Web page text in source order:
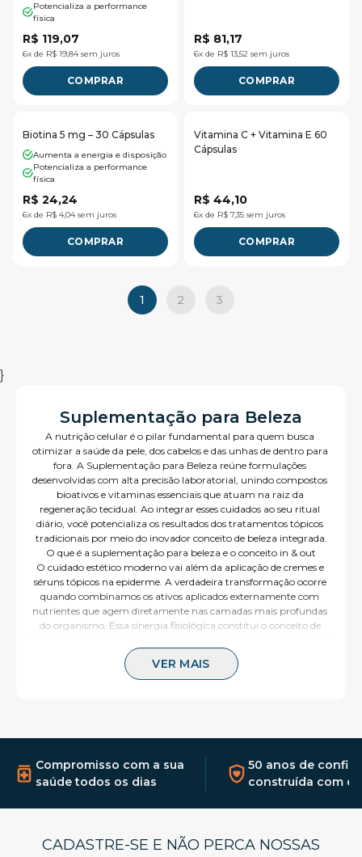
Potencializa a performance
física
R$ 119,07
6x de R$ 19,84 sem juros
COMPRAR
R$ 81,17
6x de R$ 13,52 sem juros
COMPRAR
Biotina 5 mg – 30 Cápsulas
Aumenta a energia e disposição
Potencializa a performance
física
R$ 24,24
6x de R$ 4,04 sem juros
COMPRAR
Vitamina C + Vitamina E 60
Cápsulas
R$ 44,10
6x de R$ 7,35 sem juros
COMPRAR
1 2 3
}
Suplementação para Beleza
A nutrição celular é o pilar fundamental para quem busca
otimizar a saúde da pele, dos cabelos e das unhas de dentro para
fora. A Suplementação para Beleza reúne formulações
desenvolvidas com alta precisão laboratorial, unindo compostos
bioativos e vitaminas essenciais que atuam na raiz da
regeneração tecidual. Ao integrar esses cuidados ao seu ritual
diário, você potencializa os resultados dos tratamentos tópicos
tradicionais por meio do inovador conceito de beleza integrada.
O que é a suplementação para beleza e o conceito in & out
O cuidado estético moderno vai além da aplicação de cremes e
séruns tópicos na epiderme. A verdadeira transformação ocorre
quando combinamos os ativos aplicados externamente com
nutrientes que agem diretamente nas camadas mais profundas
do organismo. Essa sinergia fisiológica constitui o conceito de
corpo produzir colágeno, combater radicais livres e renovar
células de maneira eficiente.
melhorar a firmeza cutânea, reduzir a queda de fios ou
simplesmente manter uma aparência revitalizada, unindo a
tradição de manipulação iniciada em 1974 com a alta tecnologia
de formulação esportiva e estética.
e a composição das fórmulas disponíveis na nossa seleção.
VER MAIS
Compromisso com a sua
saúde todos os dias
50 anos de
construída com
CADASTRE-SE E NÃO PERCA NOSSAS